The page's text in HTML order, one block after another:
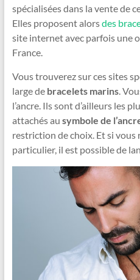
spécialisées dans la vente de
Elles proposent alorsdes
site internet avec parfois une
France.
Vous trouverez sur ces sites
large de bracelets marins.
l’ancre. Ils sont d’ailleurs les
attachés au symbole de
restriction de choix. Et si vous
particulier, il est possible de